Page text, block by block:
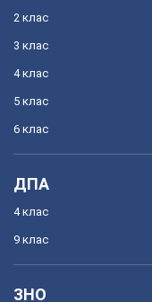
2 клас
3 клас
4 клас
5 клас
6 клас
ДПА
4 клас
9 клас
ЗНО